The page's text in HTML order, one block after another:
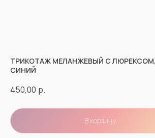
ТРИКОТАЖ МЕЛАНЖЕВЫЙ С
СИНИЙ
450,00 р.
В корзину